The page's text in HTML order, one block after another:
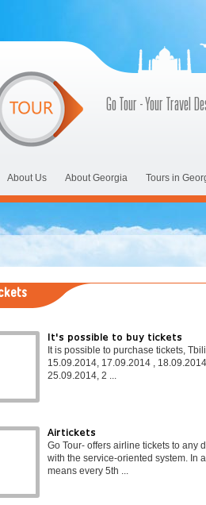
Go Tour - Your Travel
About Us About Georgia Tours in
It's possible to buy tickets
It is possible to purchase tickets,
15.09.2014, 17.09.2014 ,
25.09.2014, 2 ...
Airtickets
Go Tour- offers airline tickets to any
with the service-oriented system. In
means every 5th ...